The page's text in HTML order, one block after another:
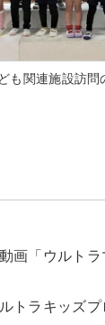
も関連施設訪問
画「ウルト
トラキッズ